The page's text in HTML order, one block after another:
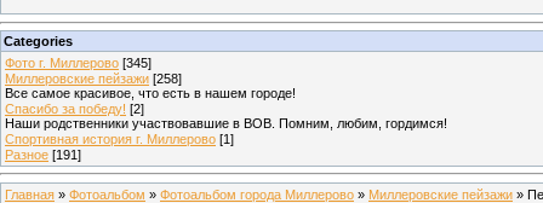
Categories
Фото г. Миллерово [345]
Миллеровские пейзажи [258]
Все самое красивое, что есть в нашем городе!
Спасибо за победу! [2]
Наши родственники участвовавшие в ВОВ. Помним, любим, гордимся!
Спортивная история г. Миллерово [1]
Разное [191]
Главная » Фотоальбом » Фотоальбом города Миллерово » Миллеровские пейзажи »